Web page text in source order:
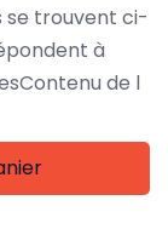
se trouvent ci-
à
de l